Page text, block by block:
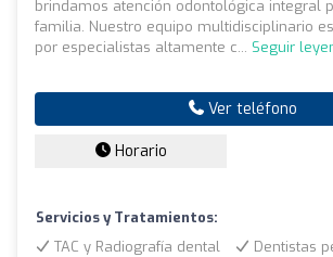
brindamos atención odontológica integral
familia. Nuestro equipo multidisciplinario
por especialistas altamente c... Seguir
Ver teléfono
Horario
Servicios y Tratamientos:
TAC y Radiografía dental
Dentistas